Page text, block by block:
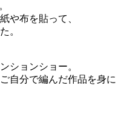
や布を貼って、
。
ションショー。
自分で編んだ作品を身に